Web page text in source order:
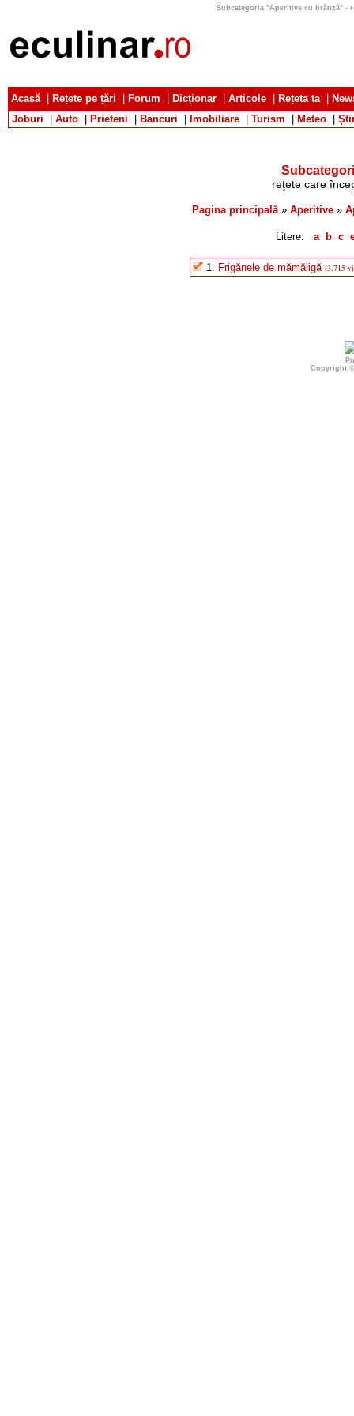
Subcategoria "Aperitive cu brânză" -
Acasă| Rețete pe țări Forum Dicționar Articole Rețeta ta|
Joburi
Auto Prieteni Bancuri Imobiliare Turism Meteo
reţete care
Pagina principală» Aperitive »
Litere: a b c
1. Frigănele de mămăligă (3.715
Copyright